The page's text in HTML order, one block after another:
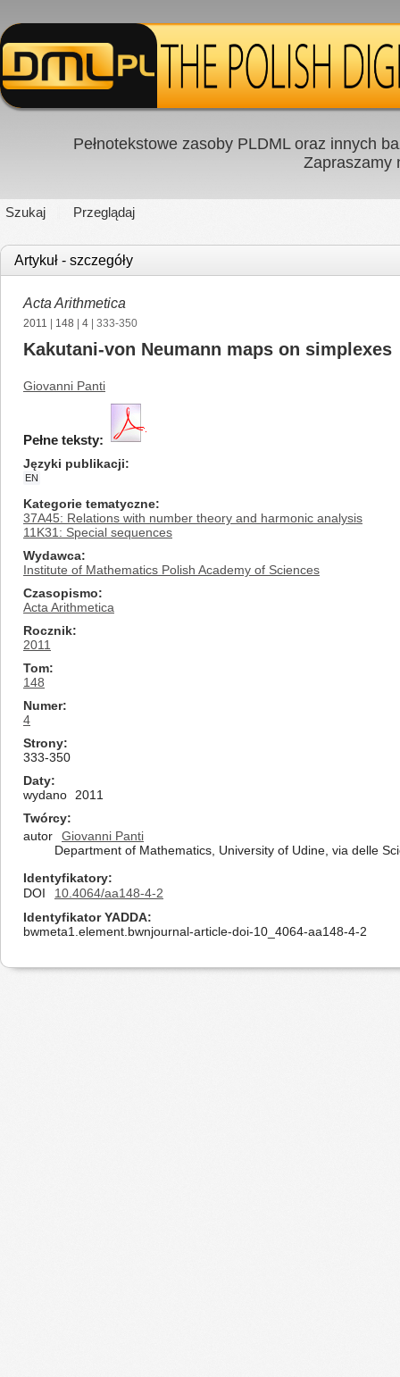
Pełnotekstowe zasoby PLDML oraz innych
Zapraszamy
Szukaj Przeglądaj
Artykuł - szczegóły
Acta Arithmetica
2011 148 4 | 333-350
Kakutani-von Neumann maps on simplexes
Giovanni Panti
Pełne teksty:
Języki publikacji
EN
Kategorie tematyczne
37A45: Relations with number theory and harmonic analysis
11K31: Special sequences
Wydawca
Institute of Mathematics Polish Academy of Sciences
Czasopismo
Acta Arithmetica
Rocznik
2011
Tom
148
Numer
4
Strony
333-350
Daty
wydano
2011
Twórcy
autor
Giovanni Panti
Department of Mathematics, University of Udine, via delle
Identyfikatory
DOI
10.4064/aa148-4-2
Identyfikator YADDA
bwmeta1.element.bwnjournal-article-doi-10_4064-aa148-4-2